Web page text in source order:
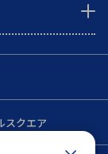
スクエア